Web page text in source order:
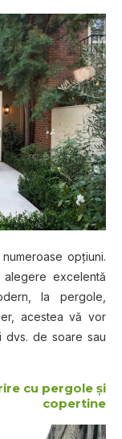
opţiuni.
excelentă
la pergole,
acestea vă vor
dvs. de soare sau
cu pergole şi
copertine